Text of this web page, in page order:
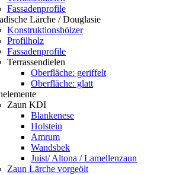
Fassadenprofile
Lärche / Douglasie
Konstruktionshölzer
Profilholz
Fassadenprofile
Terrassendielen
Oberfläche: geriffelt
Oberfläche: glatt
Zaun KDI
Blankenese
Holstein
Amrum
Wandsbek
Juist/ Altona / Lamellenzaun
Zaun Lärche vorgeölt